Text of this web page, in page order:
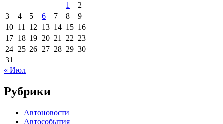
1
2
3
4 5 6 7 8
9
10 11 12 13 14 15 16
17 18 19 20 21 22 23
24 25 26 27 28 29 30
31
« Июл
Рубрики
Автоновости
Автособытия